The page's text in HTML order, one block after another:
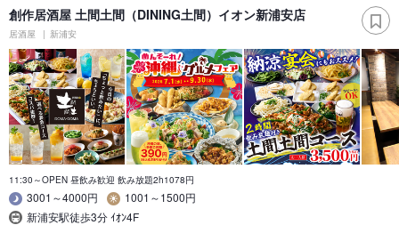
創作居酒屋 土間土間（DINING土間）イオン新浦安店
居酒屋 新浦安
11:30～OPEN 昼飲み歓迎 飲み放題2h1078円
3001～4000円
1001～1500円
新浦安駅徒歩3分 ｲｵﾝ4F